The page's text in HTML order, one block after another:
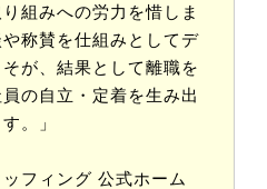
組みへの労力を惜しま
称賛を仕組みとしてデ
が、結果として離職を
の自立・定着を生み出
。」
フィング 公式ホーム